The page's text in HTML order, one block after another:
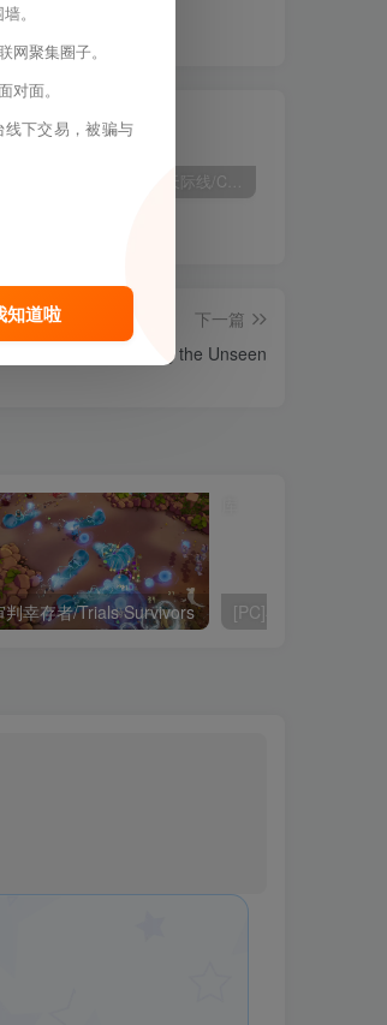
[PC]城市：天际线/Cities: Skylines
下一篇
[PC]探寻未知/Chasing the Unseen
判幸存者/Trials Survivors
。
聚集圈子。
面。
下交易，被骗与
知道啦